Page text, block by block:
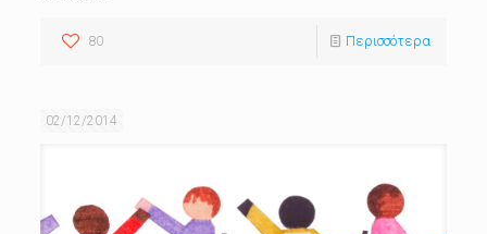
80 Περισσότερα
02/12/2014